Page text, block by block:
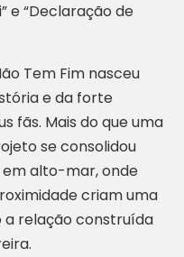
e “Declaração de
Tem Fim nasceu
e da forte
fãs. Mais do que uma
se consolidou
alto-mar, onde
criam uma
relação construída